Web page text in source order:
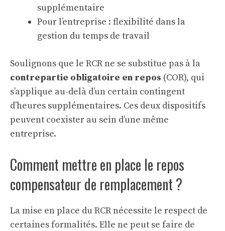
supplémentaire
Pour l’entreprise : flexibilité dans la
gestion du temps de travail
Soulignons que le RCR ne se substitue pas à la
contrepartie obligatoire en repos (COR), qui
s’applique au-delà d’un certain contingent
d’heures supplémentaires. Ces deux dispositifs
peuvent coexister au sein d’une même
entreprise.
Comment mettre en place le repos
compensateur de remplacement ?
La mise en place du RCR nécessite le respect de
certaines formalités. Elle ne peut se faire de